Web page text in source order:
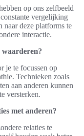
op ons zelfbeeld
vergelijking
naar deze platforms te
interactie.
je te focussen op
Technieken zoals
aan anderen kunnen
versterken.
met anderen?
relaties te